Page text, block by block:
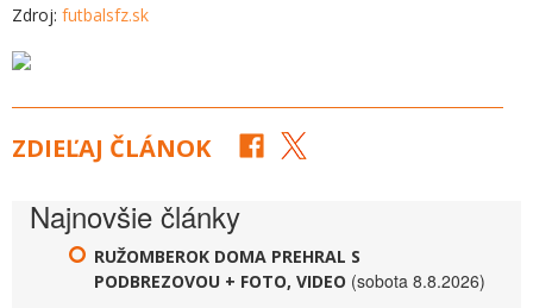
Zdroj: futbalsfz.sk
ZDIEĽAJ ČLÁNOK
Najnovšie články
RUŽOMBEROK DOMA PREHRAL S
PODBREZOVOU + FOTO, VIDEO (sobota 8.8.2026)